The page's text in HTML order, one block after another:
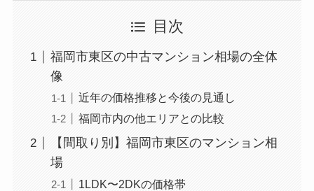
目次
福岡市東区の中古マンション相場の全体
像
近年の価格推移と今後の見通し
福岡市内の他エリアとの比較
【間取り別】福岡市東区のマンション相
場
1LDK〜2DKの価格帯